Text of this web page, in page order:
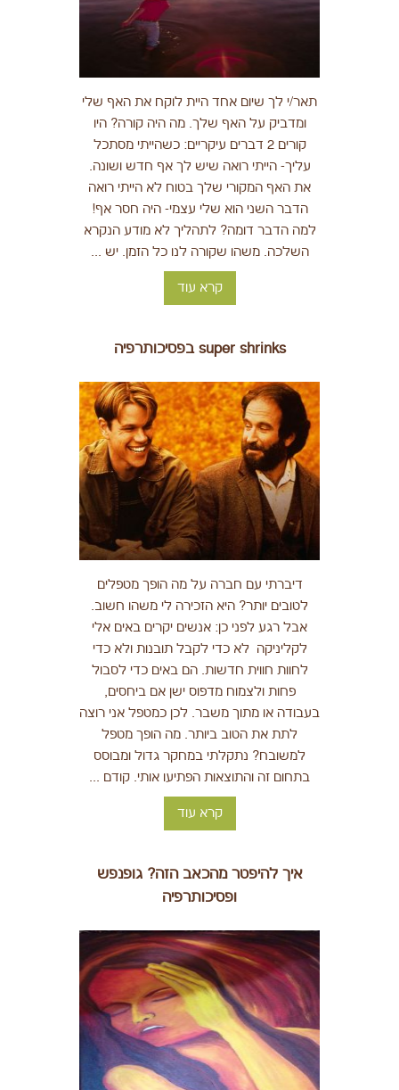
תאר/י לך שיום אחד היית לוקח את האף שלי
ומדביק על האף שלך. מה היה קורה? היו
קורים 2 דברים עיקריים: כשהייתי מסתכל
עליך- הייתי רואה שיש לך אף חדש ושונה.
את האף המקורי שלך בטוח לא הייתי רואה
הדבר השני הוא שלי עצמי- היה חסר אף!
למה הדבר דומה? לתהליך לא מודע הנקרא
השלכה. משהו שקורה לנו כל הזמן. יש ...
קרא עוד
super shrinks בפסיכותרפיה
דיברתי עם חברה על מה הופך מטפלים
לטובים יותר? היא הזכירה לי משהו חשוב.
אבל רגע לפני כן: אנשים יקרים באים אלי
לקליניקה לא כדי לקבל תובנות ולא כדי
לחוות חווית חדשות. הם באים כדי לסבול
פחות ולצמוח מדפוס ישן אם ביחסים,
בעבודה או מתוך משבר. לכן כמטפל אני רוצה
לתת את הטוב ביותר. מה הופך מטפל
למשובח? נתקלתי במחקר גדול ומבוסס
בתחום זה והתוצאות הפתיעו אותי. קודם ...
קרא עוד
איך להיפטר מהכאב הזה? גופנפש
ופסיכותרפיה